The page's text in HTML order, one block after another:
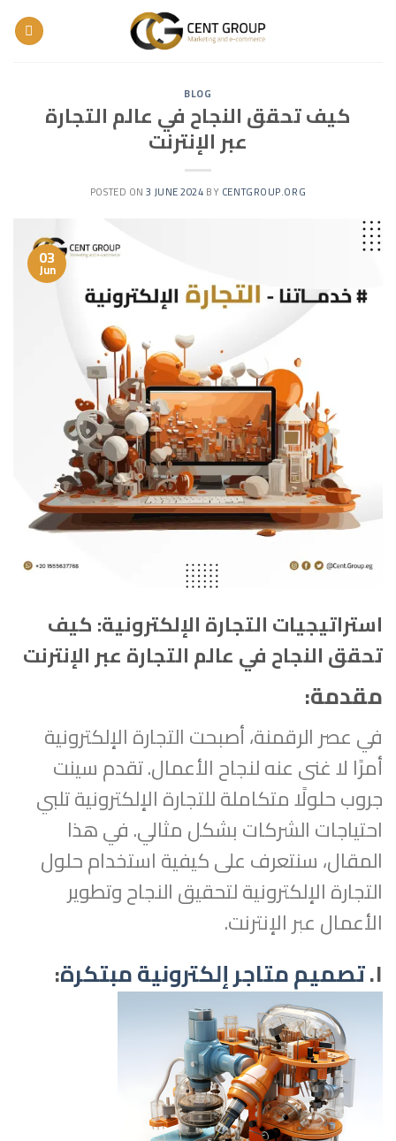
content
BLOG
كيف تحقق النجاح في عالم التجارة
عبر الإنترنت
POSTED ON3 JUNE 2024BY CENTGROUP.ORG
03
Jun
استراتيجيات التجارة الإلكترونية: كيف
تحقق النجاح في عالم التجارة عبر الإنترنت
مقدمة:
في عصر الرقمنة، أصبحت التجارة الإلكترونية
أمرًا لا غنى عنه لنجاح الأعمال. تقدم سينت
جروب حلولًا متكاملة للتجارة الإلكترونية تلبي
احتياجات الشركات بشكل مثالي. في هذا
المقال، سنتعرف على كيفية استخدام حلول
التجارة الإلكترونية لتحقيق النجاح وتطوير
الأعمال عبر الإنترنت.
١. تصميم متاجر إلكترونية مبتكرة: